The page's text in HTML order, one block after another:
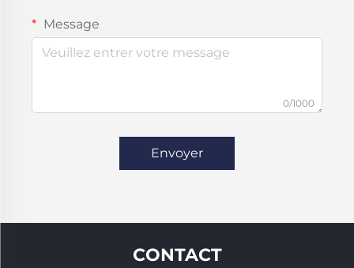
Message
0/1000
Envoyer
CONTACT